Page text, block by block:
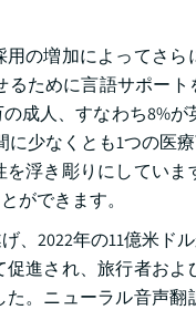
の増加によってさ
るために言語サポー
成人、すなわち8%
少なくとも1つの医
浮き彫りにしてい
ができます。
2022年の11億米ド
進され、旅行者お
。ニューラル音声